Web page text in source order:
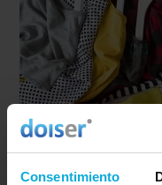
Consentimiento
Sello de Confianza
ser más fiable